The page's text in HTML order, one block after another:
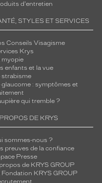
d'entretien
STYLES ET SERVICES
Conseils Visagisme
Krys
myopie
enfants et la vue
strabisme
glaucome : symptômes et
qui tremble ?
DE KRYS
sommes-nous ?
preuves de la confiance
Presse
de KRYS GROUP
Fondation KRYS GROUP